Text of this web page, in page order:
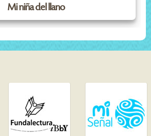
Mi niña del llano